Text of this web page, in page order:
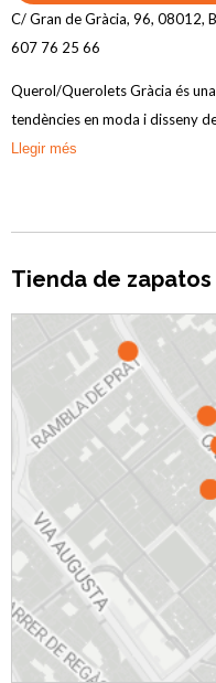
C/ Gran de Gràcia, 96, 08012,
607 76 25 66
Querol/Querolets Gràcia és
tendències en moda i disseny
àmplia selecció de calçat,
dona i home, incloent
el catàleg complet de Querol/
per a completar el teu estil.
Llegir més
Tienda de zapatos